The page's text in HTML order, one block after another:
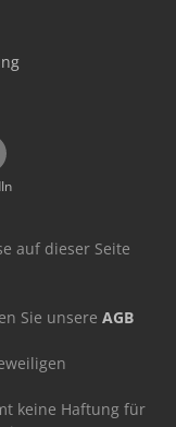
auf dieser Seite
Sie unsere AGB
keine Haftung für